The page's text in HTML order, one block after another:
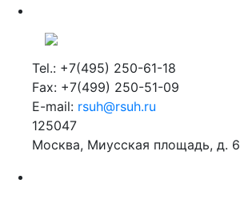
Tel.: +7(495) 250-61-18
Fax: +7(499) 250-51-09
E-mail: rsuh@rsuh.ru
125047
Москва, Миусская площадь, д. 6